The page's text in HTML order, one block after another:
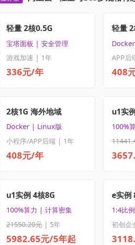
轻量 2核0.5G
宝塔面板 | 安全管理
游戏加速 | 1年
336元/年
轻量
APP后
408
2核1G 海外地域
Docker | Linux版
小程序/APP后端 | 1年
408元/年
u1实
100%
u1实例 4核8G
100%算力 | 计算密集
21550.20元| 5年
5982.65元/5年起
e实例
1:4比
初创企